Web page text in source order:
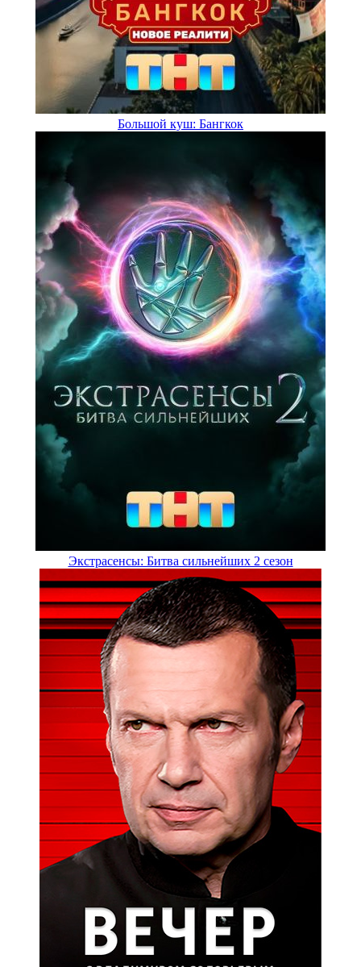
Большой куш: Бангкок
Экстрасенсы: Битва сильнейших 2 сезон